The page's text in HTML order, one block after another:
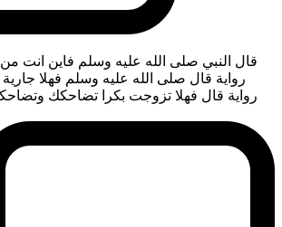
قال النبي صلى الله عليه وسلم فاين انت من
رواية قال صلى الله عليه وسلم فهلا جارية
رواية قال فهلا تزوجت بكرا تضاحكك